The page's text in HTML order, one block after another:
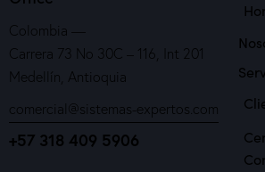
Colombia —
Carrera 73 No 30C – 116, Int 201
Medellín, Antioquia
comercial@sistemas-expertos.com
+57 318 409 5906